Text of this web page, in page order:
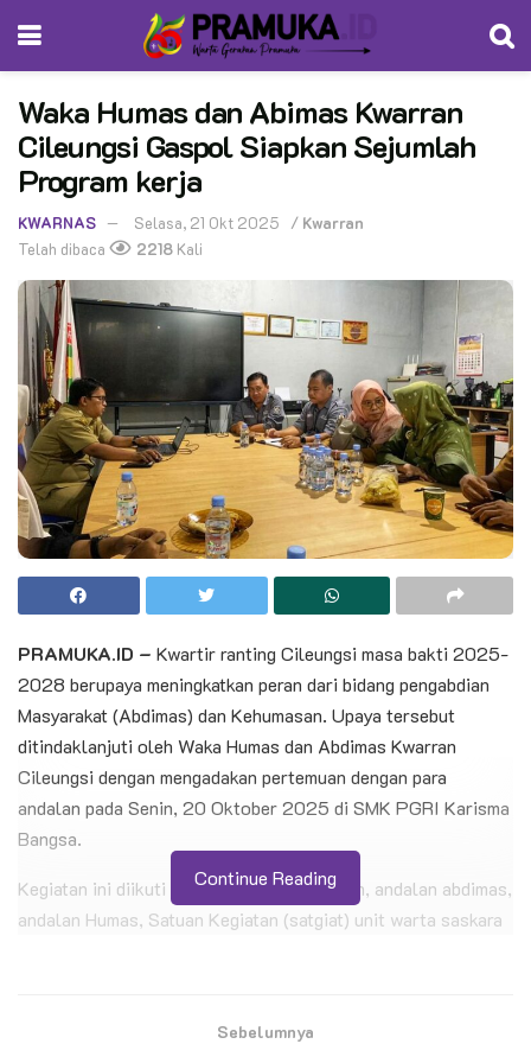
Waka Humas dan Abimas Kwarran
Cileungsi Gaspol Siapkan Sejumlah
Program kerja
KWARNAS Selasa, 21 Okt 2025 / Kwarran
Telah dibaca
2218 Kali
PRAMUKA.ID – Kwartir ranting Cileungsi masa bakti 2025-
2028 berupaya meningkatkan peran dari bidang pengabdian
Masyarakat (Abdimas) dan Kehumasan. Upaya tersebut
ditindaklanjuti oleh Waka Humas dan Abdimas Kwarran
Cileungsi dengan mengadakan pertemuan dengan para
andalan pada Senin, 20 Oktober 2025 di SMK PGRI Karisma
Bangsa.
Kegiatan ini diikuti oleh Sekretaris Kwarran, andalan abdimas,
andalan Humas, Satuan Kegiatan (satgiat) unit warta saskara
dan unit warta saskara serta rencana kerja tahun 2026.
Continue Reading
Sebelumnya